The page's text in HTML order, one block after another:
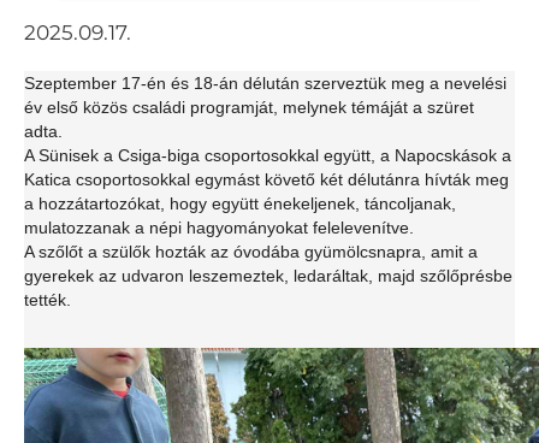
2025.09.17.
Szeptember 17-én és 18-án délután szerveztük meg a nevelési
év első közös családi programját, melynek témáját a szüret
adta.
A Sünisek a Csiga-biga csoportosokkal együtt, a Napocskások a
Katica csoportosokkal egymást követő két délutánra hívták meg
a hozzátartozókat, hogy együtt énekeljenek, táncoljanak,
mulatozzanak a népi hagyományokat felelevenítve.
A szőlőt a szülők hozták az óvodába gyümölcsnapra, amit a
gyerekek az udvaron leszemeztek, ledaráltak, majd szőlőprésbe
tették.